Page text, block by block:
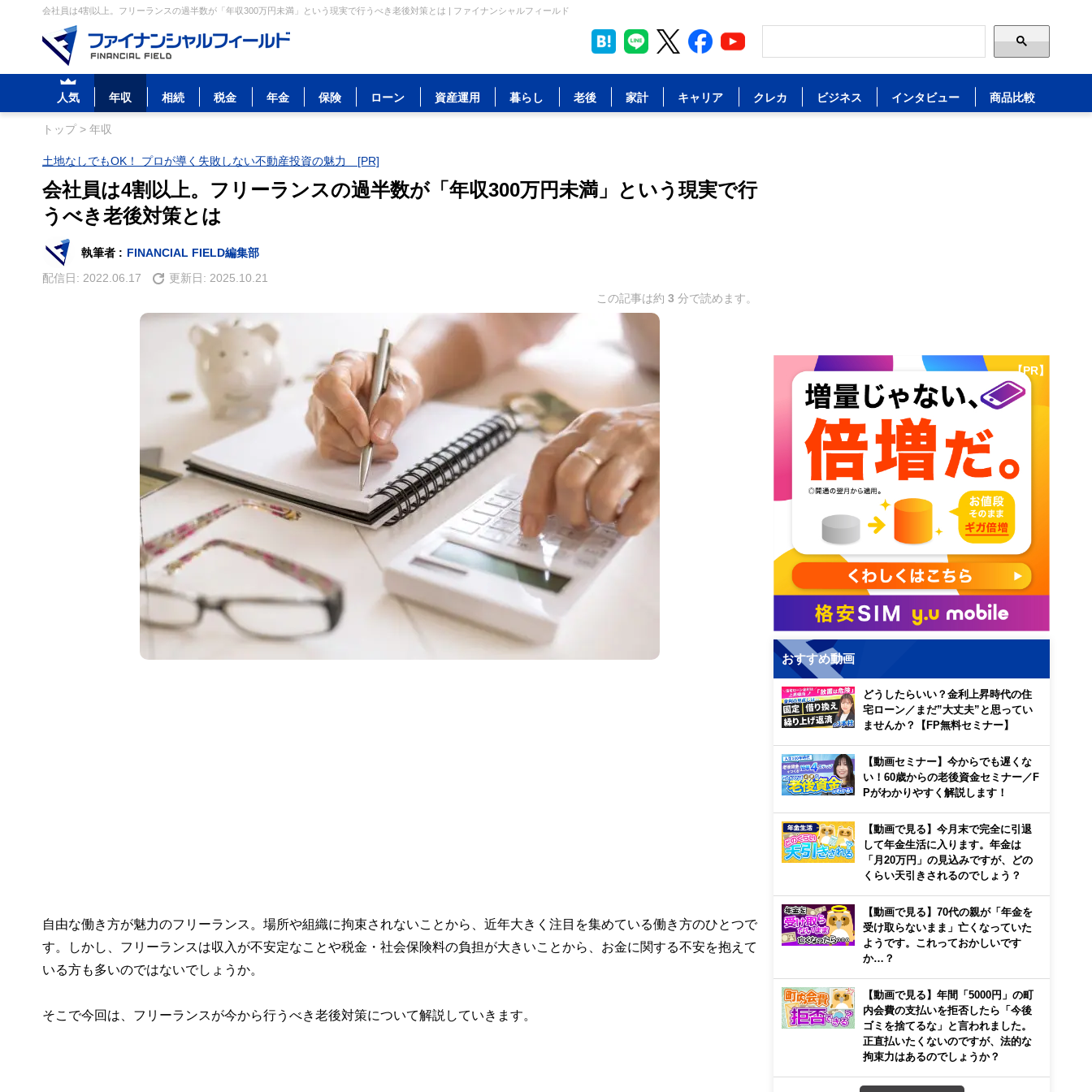
会社員は4割以上。フリーランスの過半数が「年収300万円未満」という現実で行うべき老後対策とは | ファイナンシャルフィールド
人気 年収 相続 税金 年金 保険 ローン 資産運用 暮らし 老後 家計 キャリア クレカ ビジネス インタビュー 商品比較
トップ> 年収
土地なしでもOK！ プロが導く失敗しない不動産投資の魅力 [PR]
会社員は4割以上。フリーランスの過半数が「年収300万円未満」という現実で行
うべき老後対策とは
執筆者 : FINANCIAL FIELD編集部
配信日: 2022.06.17 更新日: 2025.10.21
この記事は約 3 分で読めます。
自由な働き方が魅力のフリーランス。場所や組織に拘束されないことから、近年大きく注目を集めている働き方のひとつで
す。しかし、フリーランスは収入が不安定なことや税金・社会保険料の負担が大きいことから、お金に関する不安を抱えて
いる方も多いのではないでしょうか。
そこで今回は、フリーランスが今から行うべき老後対策について解説していきます。
【PR】
おすすめ動画
どうしたらいい？金利上昇時代の住
宅ローン／まだ”大丈夫”と思ってい
ませんか？【FP無料セミナー】
【動画セミナー】今からでも遅くな
い！60歳からの老後資金セミナー／F
Pがわかりやすく解説します！
【動画で見る】今月末で完全に引退
して年金生活に入ります。年金は
「月20万円」の見込みですが、どの
くらい天引きされるのでしょう？
【動画で見る】70代の親が「年金を
受け取らないまま」亡くなっていた
ようです。これっておかしいです
か…？
【動画で見る】年間「5000円」の町
内会費の支払いを拒否したら「今後
ゴミを捨てるな」と言われました。
正直払いたくないのですが、法的な
拘束力はあるのでしょうか？